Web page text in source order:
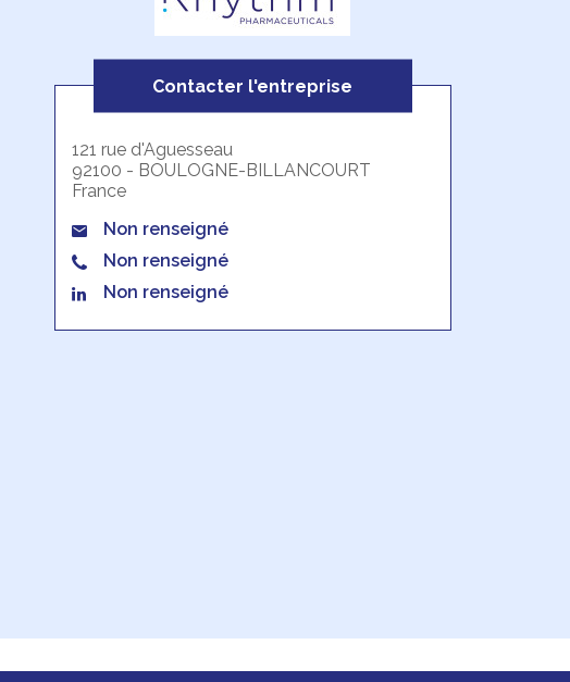
Contacter l'entreprise
121 rue d'Aguesseau
92100 - BOULOGNE-BILLANCOURT
France
Non renseigné
Non renseigné
Non renseigné